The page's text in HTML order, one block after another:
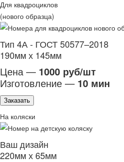
Для квадроциклов
(нового образца)
Тип 4А - ГОСТ 50577–2018
190мм х 145мм
Цена — 1000 руб/шт
Изготовление — 10 мин
Заказать
На коляски
Ваш дизайн
220мм х 65мм